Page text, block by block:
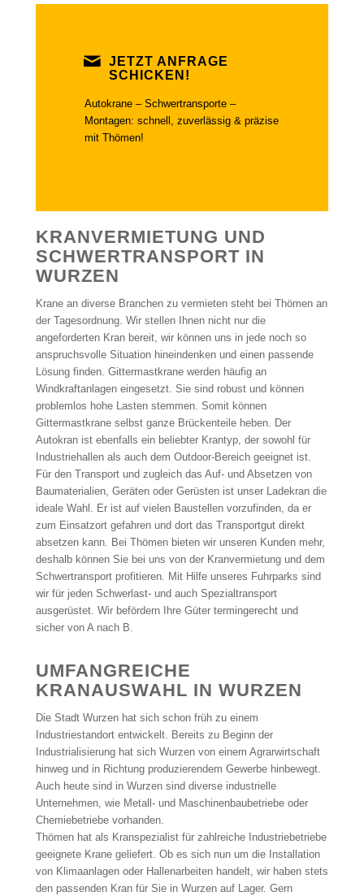
JETZT ANFRAGE
SCHICKEN!
Autokrane – Schwertransporte –
Montagen: schnell, zuverlässig & präzise
mit Thömen!
KRANVERMIETUNG UND
SCHWERTRANSPORT IN
WURZEN
Krane an diverse Branchen zu vermieten steht bei Thömen an
der Tagesordnung. Wir stellen Ihnen nicht nur die
angeforderten Kran bereit, wir können uns in jede noch so
anspruchsvolle Situation hineindenken und einen passende
Lösung finden. Gittermastkrane werden häufig an
Windkraftanlagen eingesetzt. Sie sind robust und können
problemlos hohe Lasten stemmen. Somit können
Gittermastkrane selbst ganze Brückenteile heben. Der
Autokran ist ebenfalls ein beliebter Krantyp, der sowohl für
Industriehallen als auch dem Outdoor-Bereich geeignet ist.
Für den Transport und zugleich das Auf- und Absetzen von
Baumaterialien, Geräten oder Gerüsten ist unser Ladekran die
ideale Wahl. Er ist auf vielen Baustellen vorzufinden, da er
zum Einsatzort gefahren und dort das Transportgut direkt
absetzen kann. Bei Thömen bieten wir unseren Kunden mehr,
deshalb können Sie bei uns von der Kranvermietung und dem
Schwertransport profitieren. Mit Hilfe unseres Fuhrparks sind
wir für jeden Schwerlast- und auch Spezialtransport
ausgerüstet. Wir befördern Ihre Güter termingerecht und
sicher von A nach B.
UMFANGREICHE
KRANAUSWAHL IN WURZEN
Die Stadt Wurzen hat sich schon früh zu einem
Industriestandort entwickelt. Bereits zu Beginn der
Industrialisierung hat sich Wurzen von einem Agrarwirtschaft
hinweg und in Richtung produzierendem Gewerbe hinbewegt.
Auch heute sind in Wurzen sind diverse industrielle
Unternehmen, wie Metall- und Maschinenbaubetriebe oder
Chemiebetriebe vorhanden.
Thömen hat als Kranspezialist für zahlreiche Industriebetriebe
geeignete Krane geliefert. Ob es sich nun um die Installation
von Klimaanlagen oder Hallenarbeiten handelt, wir haben stets
den passenden Kran für Sie in Wurzen auf Lager. Gern